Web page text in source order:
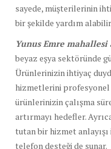
sayede, müşterilerinin
bir şekilde yardım
Yunus Emre
beyaz eşya sektöründe
Ürünlerinizin ihtiyaç
hizmetlerini
ürünlerinizin çalışma
artırmayı hedefler.
tutan bir hizmet
telefon desteği de sunar.